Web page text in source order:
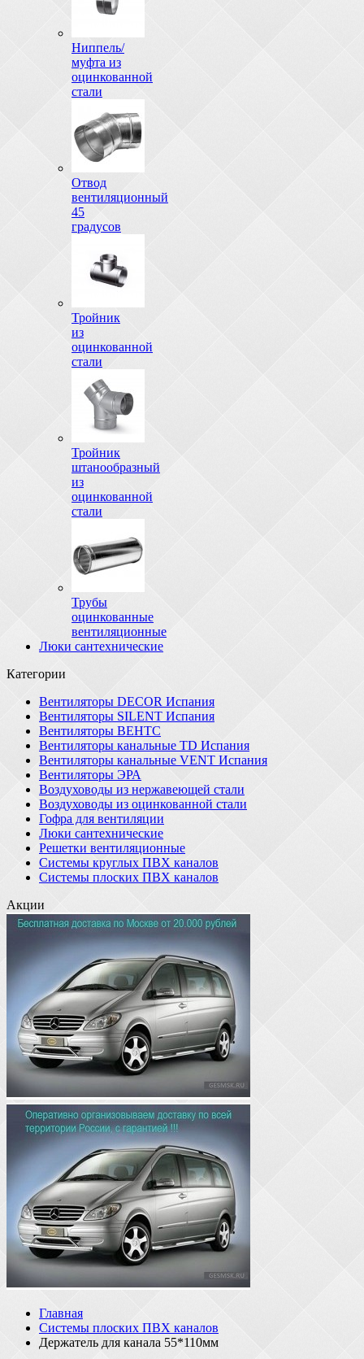
Ниппель/
муфта из
оцинкованной
стали
Отвод
вентиляционный
45
градусов
Тройник
из
оцинкованной
стали
Тройник
штанообразный
из
оцинкованной
стали
Трубы
оцинкованные
вентиляционные
Люки сантехнические
Категории
Вентиляторы DECOR Испания
Вентиляторы SILENT Испания
Вентиляторы ВЕНТС
Вентиляторы канальные TD Испания
Вентиляторы канальные VENT Испания
Вентиляторы ЭРА
Воздуховоды из нержавеющей стали
Воздуховоды из оцинкованной стали
Гофра для вентиляции
Люки сантехнические
Решетки вентиляционные
Системы круглых ПВХ каналов
Системы плоских ПВХ каналов
Акции
Главная
Системы плоских ПВХ каналов
Держатель для канала 55*110мм